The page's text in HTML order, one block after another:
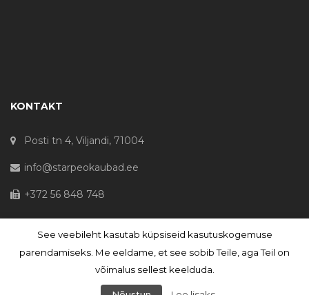
KONTAKT
Posti tn 4, Viljandi, 71004
info@starpeokaubad.ee
+372 56 848 748
© Haljaste OÜ 2020 - Registrikood 10645867
See veebileht kasutab küpsiseid kasutuskogemuse
parendamiseks. Me eeldame, et see sobib Teile, aga Teil on
võimalus sellest keelduda.